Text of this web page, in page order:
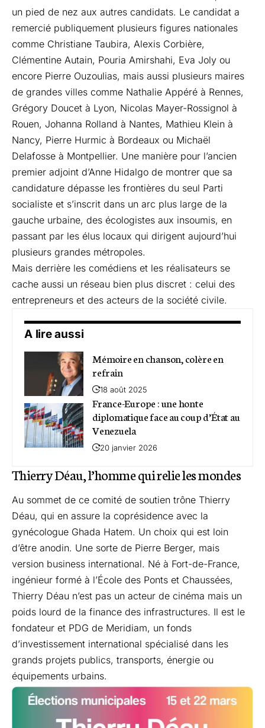
un pied de nez aux autres candidats. Le candidat a
remercié publiquement plusieurs figures nationales
comme Christiane Taubira, Alexis Corbière,
Clémentine Autain, Pouria Amirshahi, Eva Joly ou
encore Pierre Ouzoulias, mais aussi plusieurs maires
de grandes villes comme Nathalie Appéré à Rennes,
Grégory Doucet à Lyon, Nicolas Mayer-Rossignol à
Rouen, Johanna Rolland à Nantes, Mathieu Klein à
Nancy, Pierre Hurmic à Bordeaux ou Michaël
Delafosse à Montpellier. Une manière pour l’ancien
premier adjoint d’Anne Hidalgo de montrer que sa
candidature dépasse les frontières du seul Parti
socialiste et s’inscrit dans un arc plus large de la
gauche urbaine, des écologistes aux insoumis, en
passant par les élus locaux qui dirigent aujourd’hui
plusieurs grandes métropoles.
Mais derrière les comédiens et les réalisateurs se
cache aussi un réseau bien plus discret : celui des
entrepreneurs et des acteurs de la société civile.
A lire aussi
Mémoire en chanson, colère en
refrain
18 août 2025
France-Europe : une honte
diplomatique face au coup d’État au
Venezuela
20 janvier 2026
Thierry Déau, l’homme qui relie les mondes
Au sommet de ce comité de soutien trône Thierry
Déau, qui en assure la coprésidence avec la
gynécologue Ghada Hatem. Un choix qui est loin
d’être anodin. Une sorte de Pierre Berger, mais
version business international. Né à Fort-de-France,
ingénieur formé à l’École des Ponts et Chaussées,
Thierry Déau n’est pas un acteur de cinéma mais un
poids lourd de la finance des infrastructures. Il est le
fondateur et PDG de Meridiam, un fonds
d’investissement international spécialisé dans les
grands projets publics, transports, énergie ou
équipements urbains.